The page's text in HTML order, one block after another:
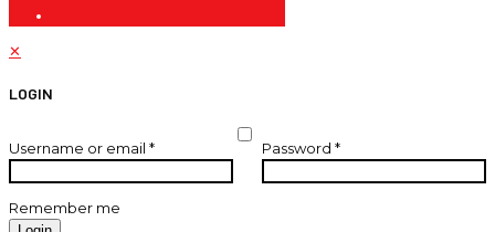
✕
LOGIN
Username or email * Password *
Remember me